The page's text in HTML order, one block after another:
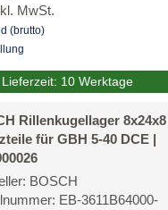
MwSt.
(brutto)
Lieferzeit: 10 Werktage
Rillenkugellager 8x24x8
für GBH 5-40 DCE |
BOSCH
EB-3611B64000-